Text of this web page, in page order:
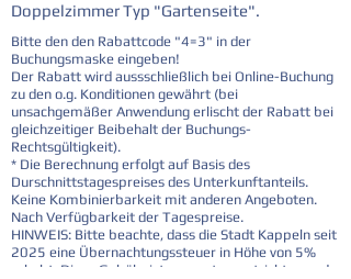
Doppelzimmer Typ "Gartenseite".
Bitte den den Rabattcode "4=3" in der
Buchungsmaske eingeben!
Der Rabatt wird aussschließlich bei Online-Buchung
zu den o.g. Konditionen gewährt (bei
unsachgemäßer Anwendung erlischt der Rabatt bei
gleichzeitiger Beibehalt der Buchungs-
Rechtsgültigkeit).
* Die Berechnung erfolgt auf Basis des
Durschnittstagespreises des Unterkunftanteils.
Keine Kombinierbarkeit mit anderen Angeboten.
Nach Verfügbarkeit der Tagespreise.
HINWEIS: Bitte beachte, dass die Stadt Kappeln seit
2025 eine Übernachtungssteuer in Höhe von 5%
erhebt. Diese Gebühr ist separat zu entrichten und